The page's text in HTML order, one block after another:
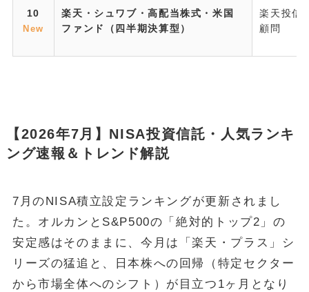
10
New
楽天・シュワブ・高配当株式・米国
ファンド（四半期決算型）
楽天投信
顧問
【2026年7月】NISA投資信託・人気ランキ
ング速報＆トレンド解説
7月のNISA積立設定ランキングが更新されまし
た。オルカンとS&P500の「絶対的トップ2」の
安定感はそのままに、今月は「楽天・プラス」シ
リーズの猛追と、日本株への回帰（特定セクター
から市場全体へのシフト）が目立つ1ヶ月となり